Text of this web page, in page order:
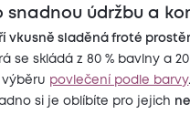
snadnou údržbu a
vkusně sladěná froté
se skládá z 80 % bavlny a
povlečení podle barvy
si je oblíbíte pro jejich